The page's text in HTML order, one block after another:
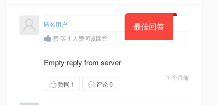
最佳回答
匿名用户
蔡 等 1 人赞同该回答
Empty reply from server
1 个月前
赞同 1 评论 0